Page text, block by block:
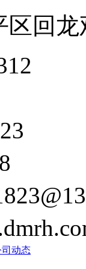
回
司动态